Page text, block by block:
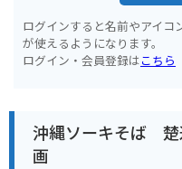
ログインすると名前やアイコ
が使えるようになります。
ログイン・会員登録はこちら
沖縄ソーキそば 楚
画